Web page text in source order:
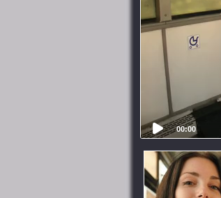
00:00